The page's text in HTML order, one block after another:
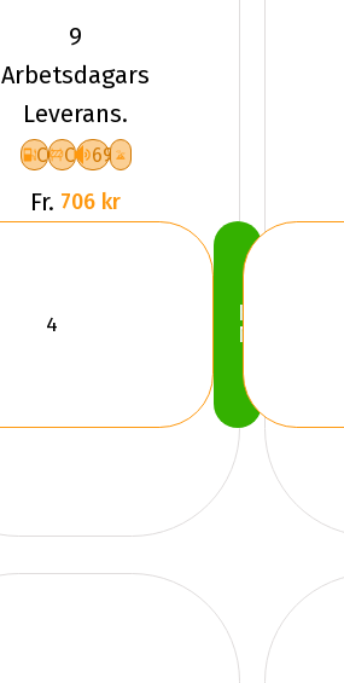
DELINTE
AW7 XL
9
Arbetsdagars
Leverans.
C C 69
Fr. 706 kr
Köp
Nu